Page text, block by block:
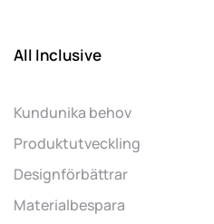
All Inclusive
Kundunika behov
Produktutveckling
Designförbättrar
Materialbespara